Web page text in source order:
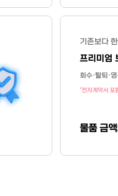
기존보다
프리미엄
회수·탈퇴·
*전자계약서 포
물품 금